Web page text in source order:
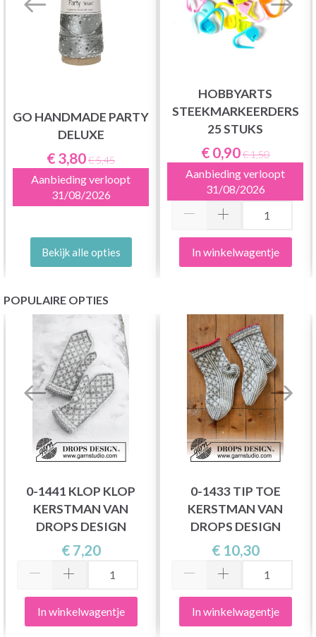
GO HANDMADE PARTY
DELUXE
€ 3,80€ 5,45
Aanbieding verloopt
31/08/2026
Bekijk alle opties
HOBBYARTS
STEEKMARKEERDERS
25 STUKS
€ 0,90€ 1,50
Aanbieding verloopt
31/08/2026
In winkelwagentje
POPULAIRE OPTIES
0-1441 KLOP KLOP
KERSTMAN VAN
DROPS DESIGN
€ 7,20
In winkelwagentje
0-1433 TIP TOE
KERSTMAN VAN
DROPS DESIGN
€ 10,30
In winkelwagentje